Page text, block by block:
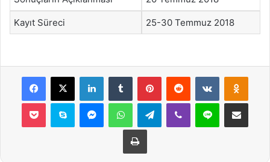
Kayıt Süreci 25-30 Temmuz 2018
Facebook
X LinkedInTumblr PinterestReddit VKontakte
Pocket Skype MessengerWhatsAppTelegramViber Line E-Posta ile
Yazdır